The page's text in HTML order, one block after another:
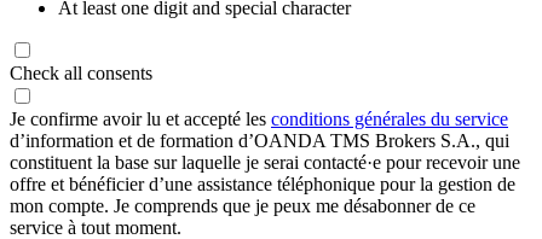
At least one digit and special character
Check all consents
Je confirme avoir lu et accepté les conditions générales du service
d’information et de formation d’OANDA TMS Brokers S.A., qui
constituent la base sur laquelle je serai contacté·e pour recevoir une
offre et bénéficier d’une assistance téléphonique pour la gestion de
mon compte. Je comprends que je peux me désabonner de ce
service à tout moment.